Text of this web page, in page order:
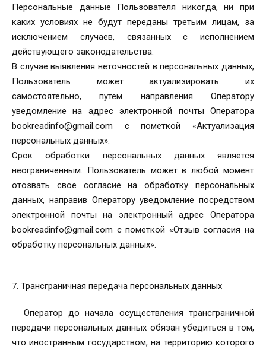
Персональные данные Пользователя никогда, ни при
каких условиях не будут переданы третьим лицам, за
исключением случаев, связанных с исполнением
действующего законодательства.
В случае выявления неточностей в персональных данных,
Пользователь может актуализировать их
самостоятельно, путем направления Оператору
уведомление на адрес электронной почты Оператора
bookreadinfo@gmail.com с пометкой «Актуализация
персональных данных».
Срок обработки персональных данных является
неограниченным. Пользователь может в любой момент
отозвать свое согласие на обработку персональных
данных, направив Оператору уведомление посредством
электронной почты на электронный адрес Оператора
bookreadinfo@gmail.com с пометкой «Отзыв согласия на
обработку персональных данных».
7. Трансграничная передача персональных данных
Оператор до начала осуществления трансграничной
передачи персональных данных обязан убедиться в том,
что иностранным государством, на территорию которого